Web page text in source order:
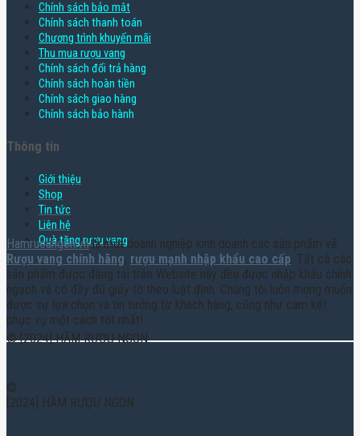
Chính sách bảo mật
Chính sách thanh toán
Chương trình khuyến mãi
Thu mua rượu vang
Chính sách đổi trả hàng
Chính sách hoàn tiền
Chính sách giao hàng
Chính sách bảo hành
Thông tin
Giới thiệu
Shop
Tin tức
Liên hệ
Quà tặng rượu vang
Hamruoungon.vnlà một doanh nghiệp kinh doanh các sản phẩm về
Rượu vang chính hãng, rượu mạnh nhập khẩu cao cấp. Tất cả các
sản phẩm được đăng tải trên Website này đều được nhập khẩu chính
ngạch và có đầy đủ giấy tờ theo luật định. Chúng tôi luôn mong muốn
được sự lựa chọn và tin tưởng từ khách hàng, cũng như cam kết
phục vụ một cách tốt nhất!
© [2024] HẦM RƯỢU NGON
©
[2024] HẦM RƯỢU NGON